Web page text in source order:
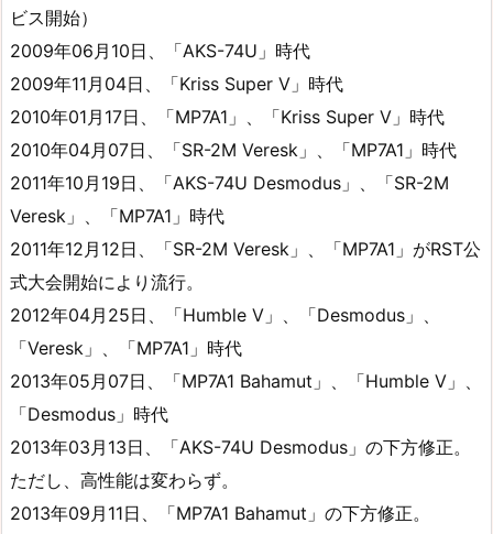
ビス開始）
2009年06月10日、「AKS-74U」時代
2009年11月04日、「Kriss Super V」時代
2010年01月17日、「MP7A1」、「Kriss Super V」時代
2010年04月07日、「SR-2M Veresk」、「MP7A1」時代
2011年10月19日、「AKS-74U Desmodus」、「SR-2M
Veresk」、「MP7A1」時代
2011年12月12日、「SR-2M Veresk」、「MP7A1」がRST公
式大会開始により流行。
2012年04月25日、「Humble V」、「Desmodus」、
「Veresk」、「MP7A1」時代
2013年05月07日、「MP7A1 Bahamut」、「Humble V」、
「Desmodus」時代
2013年03月13日、「AKS-74U Desmodus」の下方修正。
ただし、高性能は変わらず。
2013年09月11日、「MP7A1 Bahamut」の下方修正。